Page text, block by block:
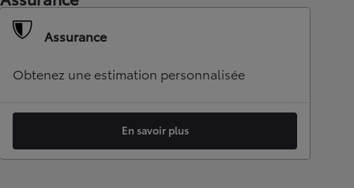
Assurance
Obtenez une estimation personnalisée
En savoir plus